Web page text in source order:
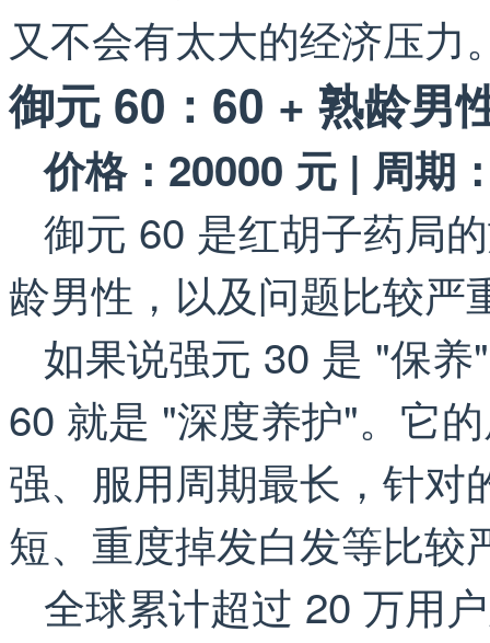
又不会有太大的经济压力
御元 60：60 + 熟龄男
价格：20000 元 | 周期
御元 60 是红胡子药局
龄男性，以及问题比较严
如果说强元 30 是 "保
60 就是 "深度养护"。它
强、服用周期最长，针对
短、重度掉发白发等比较
全球累计超过 20 万用